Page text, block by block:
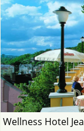
Wellness Hotel